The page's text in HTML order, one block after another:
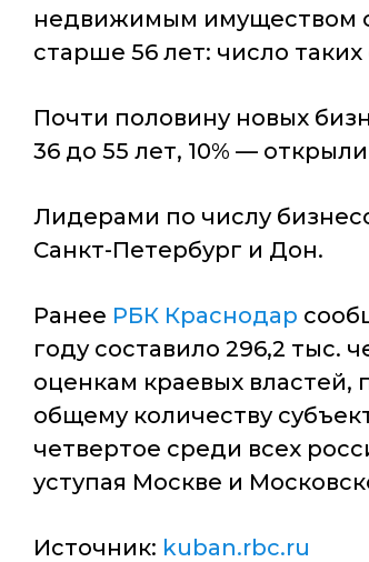
недвижимым имуществом
старше 56 лет: число
Почти половину новых
36 до 55 лет, 10% —
Лидерами по числу
Санкт-Петербург и Дон.
Ранее РБК Краснодар
году составило 296,2 тыс.
оценкам краевых властей,
общему количеству
четвертое среди всех
уступая Москве и
Источник: kuban.rbc.ru